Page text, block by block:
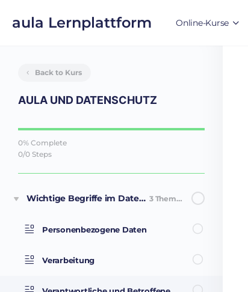
aula Lernplattform Online-Kurse
Back to Kurs
AULA UND DATENSCHUTZ
0% Complete
0/0 Steps
Wichtige Begriffe im Datenschutz 3 Themen
Personenbezogene Daten
Verarbeitung